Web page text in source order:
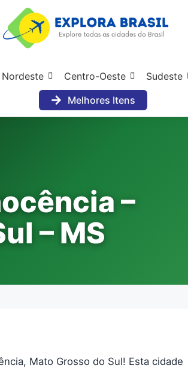
Nordeste Centro-Oeste Sudeste
Melhores Itens
–
– MS
Mato Grosso do Sul! Esta cidade